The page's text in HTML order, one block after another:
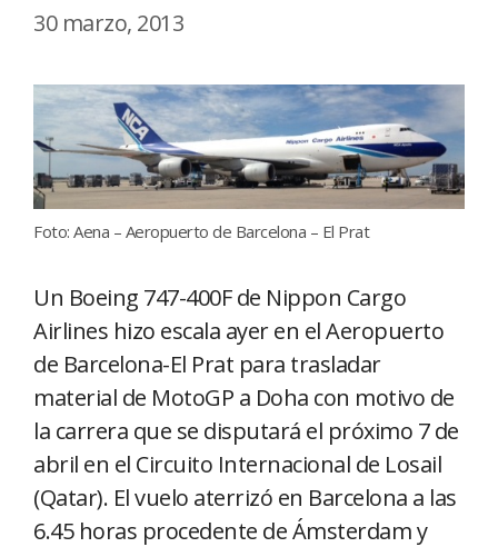
30 marzo, 2013
Foto: Aena – Aeropuerto de Barcelona – El Prat
Un Boeing 747-400F de Nippon Cargo
Airlines hizo escala ayer en el Aeropuerto
de Barcelona-El Prat para trasladar
material de MotoGP a Doha con motivo de
la carrera que se disputará el próximo 7 de
abril en el Circuito Internacional de Losail
(Qatar). El vuelo aterrizó en Barcelona a las
6.45 horas procedente de Ámsterdam y